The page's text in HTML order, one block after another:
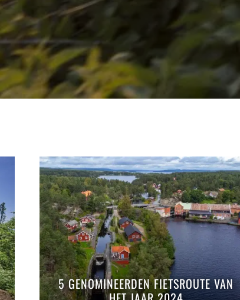
5 GENOMINEERDEN FIETSROUTE VAN